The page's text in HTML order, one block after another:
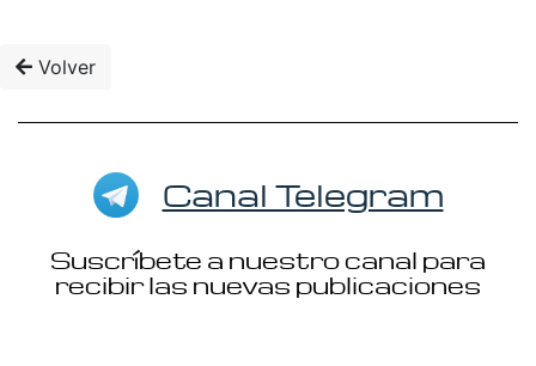
Volver
Canal Telegram
Suscríbete a nuestro canal para
recibir las nuevas publicaciones